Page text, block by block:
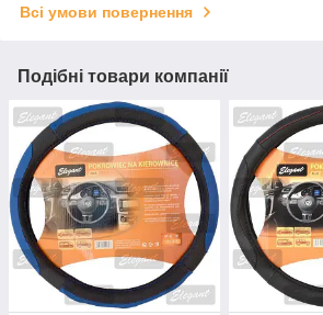
Всі умови повернення
Подібні товари компанії